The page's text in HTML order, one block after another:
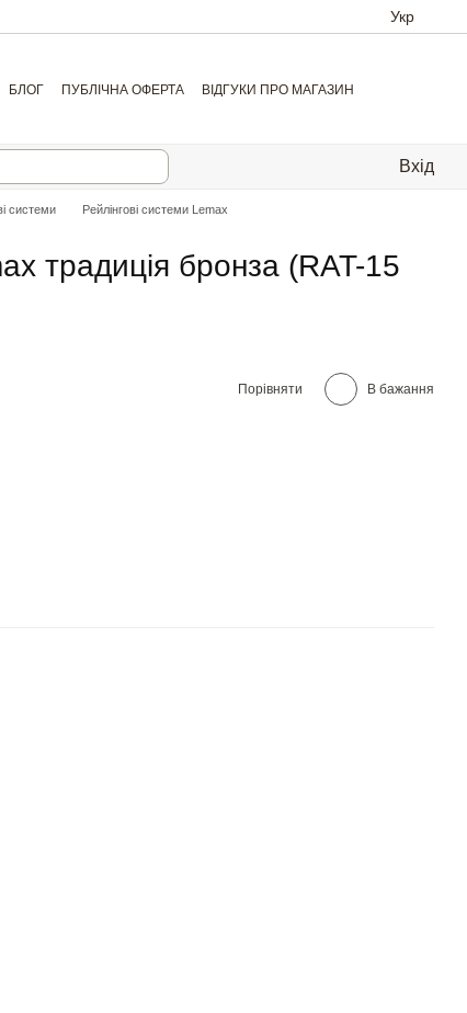
Укр
БЛОГ ПУБЛІЧНА ОФЕРТА ВІДГУКИ ПРО МАГАЗИН
Вхід
системи
Рейлінгові системи Lemax
традиція бронза (RAT-15
Порівняти В бажання